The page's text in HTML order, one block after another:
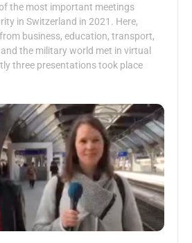
the most important meetings
in Switzerland in 2021. Here,
business, education, transport,
the military world met in virtual
three presentations took place